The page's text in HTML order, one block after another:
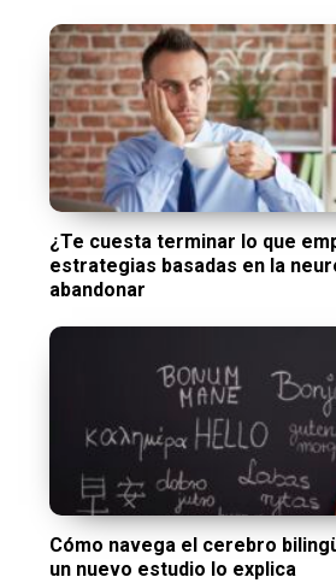
¿Te cuesta terminar lo que
estrategias basadas en la
abandonar
Cómo navega el cerebro
un nuevo estudio lo explica